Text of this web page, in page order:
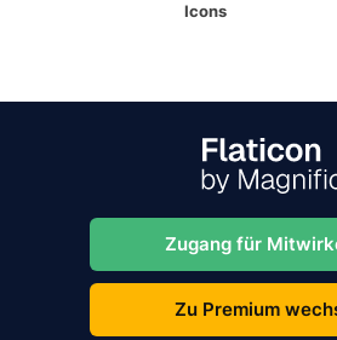
Icons
Zugang für
Zu Premium